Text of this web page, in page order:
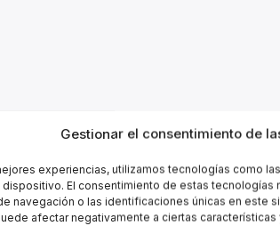
Gestionar el consentimiento de
experiencias, utilizamos tecnologías como
El consentimiento de estas tecnologías
navegación o las identificaciones únicas en este
afectar negativamente a ciertas características